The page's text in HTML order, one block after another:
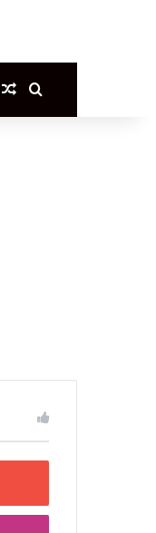
Article Aléatoire